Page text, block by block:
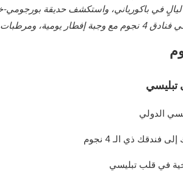
ليالٍ في جوداوري، و 2 ليالٍ في باكورياني، واستكشف